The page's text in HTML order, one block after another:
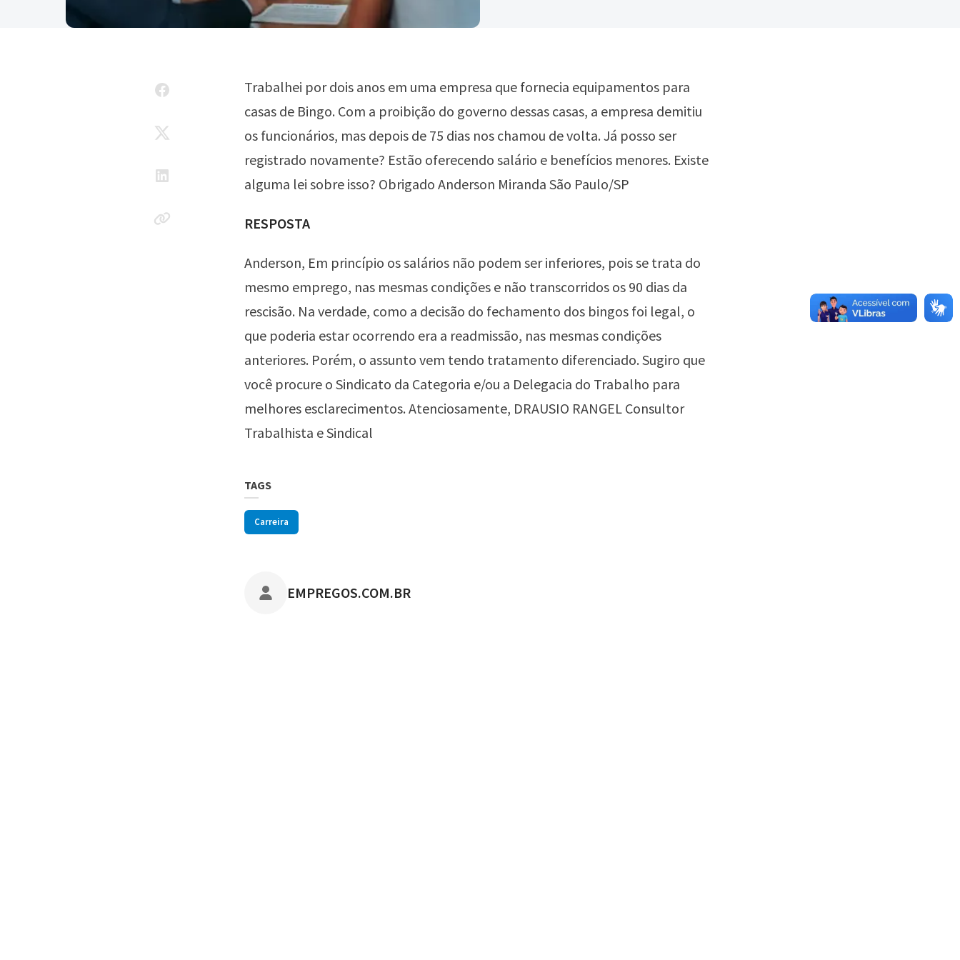
Trabalhei por dois anos em uma empresa que fornecia equipamentos para
casas de Bingo. Com a proibição do governo dessas casas, a empresa demitiu
os funcionários, mas depois de 75 dias nos chamou de volta. Já posso ser
registrado novamente? Estão oferecendo salário e benefícios menores. Existe
alguma lei sobre isso? Obrigado Anderson Miranda São Paulo/SP
RESPOSTA
Anderson, Em princípio os salários não podem ser inferiores, pois se trata do
mesmo emprego, nas mesmas condições e não transcorridos os 90 dias da
rescisão. Na verdade, como a decisão do fechamento dos bingos foi legal, o
que poderia estar ocorrendo era a readmissão, nas mesmas condições
anteriores. Porém, o assunto vem tendo tratamento diferenciado. Sugiro que
você procure o Sindicato da Categoria e/ou a Delegacia do Trabalho para
melhores esclarecimentos. Atenciosamente, DRAUSIO RANGEL Consultor
Trabalhista e Sindical
TAGS
Carreira
POSTADO POR
EMPREGOS.COM.BR